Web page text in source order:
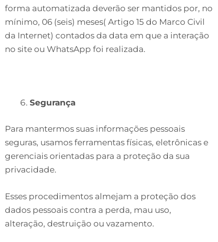
forma automatizada deverão ser mantidos por, no
mínimo, 06 (seis) meses( Artigo 15 do Marco Civil
da Internet) contados da data em que a interação
no site ou WhatsApp foi realizada.
Segurança
Para mantermos suas informações pessoais
seguras, usamos ferramentas físicas, eletrônicas e
gerenciais orientadas para a proteção da sua
privacidade.
Esses procedimentos almejam a proteção dos
dados pessoais contra a perda, mau uso,
alteração, destruição ou vazamento.